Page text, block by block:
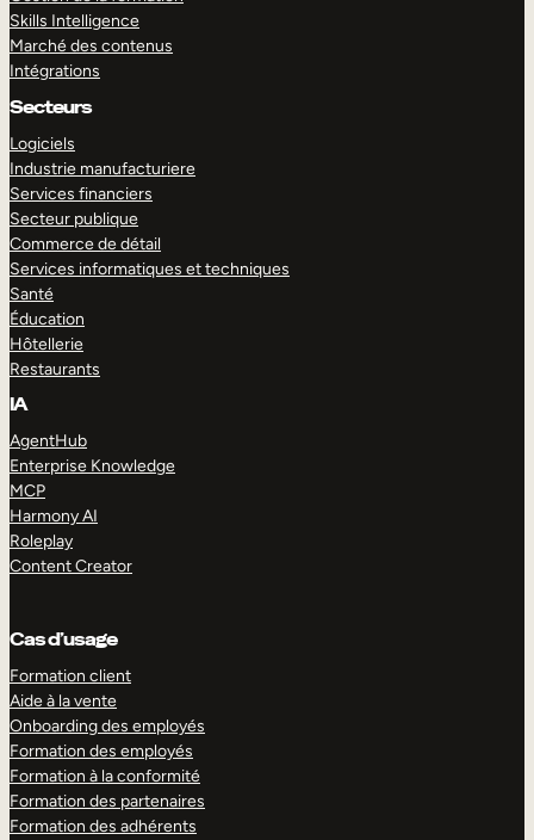
Skills Intelligence
Marché des contenus
Intégrations
Secteurs
Logiciels
Industrie manufacturiere
Services financiers
Secteur publique
Commerce de détail
Services informatiques et techniques
Santé
Éducation
Hôtellerie
Restaurants
IA
AgentHub
Enterprise Knowledge
MCP
Harmony AI
Roleplay
Content Creator
Cas d’usage
Formation client
Aide à la vente
Onboarding des employés
Formation des employés
Formation à la conformité
Formation des partenaires
Formation des adhérents